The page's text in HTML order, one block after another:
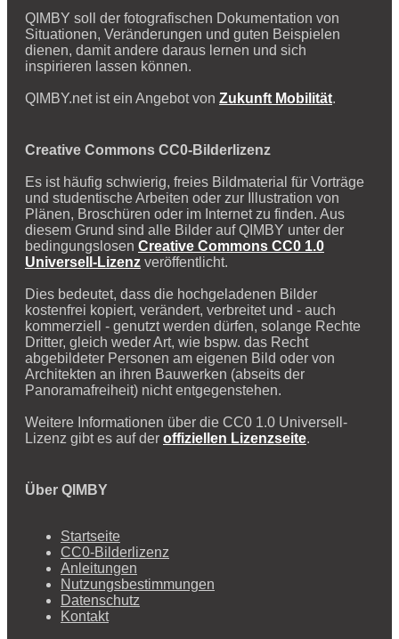
QIMBY soll der fotografischen Dokumentation von
Situationen, Veränderungen und guten Beispielen
dienen, damit andere daraus lernen und sich
inspirieren lassen können.
QIMBY.net ist ein Angebot von Zukunft Mobilität.
Creative Commons CC0-Bilderlizenz
Es ist häufig schwierig, freies Bildmaterial für Vorträge
und studentische Arbeiten oder zur Illustration von
Plänen, Broschüren oder im Internet zu finden. Aus
diesem Grund sind alle Bilder auf QIMBY unter der
bedingungslosen Creative Commons CC0 1.0
Universell-Lizenz veröffentlicht.
Dies bedeutet, dass die hochgeladenen Bilder
kostenfrei kopiert, verändert, verbreitet und - auch
kommerziell - genutzt werden dürfen, solange Rechte
Dritter, gleich weder Art, wie bspw. das Recht
abgebildeter Personen am eigenen Bild oder von
Architekten an ihren Bauwerken (abseits der
Panoramafreiheit) nicht entgegenstehen.
Weitere Informationen über die CC0 1.0 Universell-
Lizenz gibt es auf der offiziellen Lizenzseite.
Über QIMBY
Startseite
CC0-Bilderlizenz
Anleitungen
Nutzungsbestimmungen
Datenschutz
Kontakt